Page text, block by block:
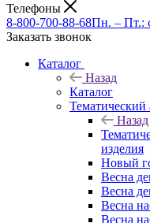
Телефоны
8-800-700-88-68Пн. – Пт.:
Заказать звонок
Каталог
Назад
Каталог
Тематический
Назад
изделия
Новый
Весна
Весна
Весна
Весна